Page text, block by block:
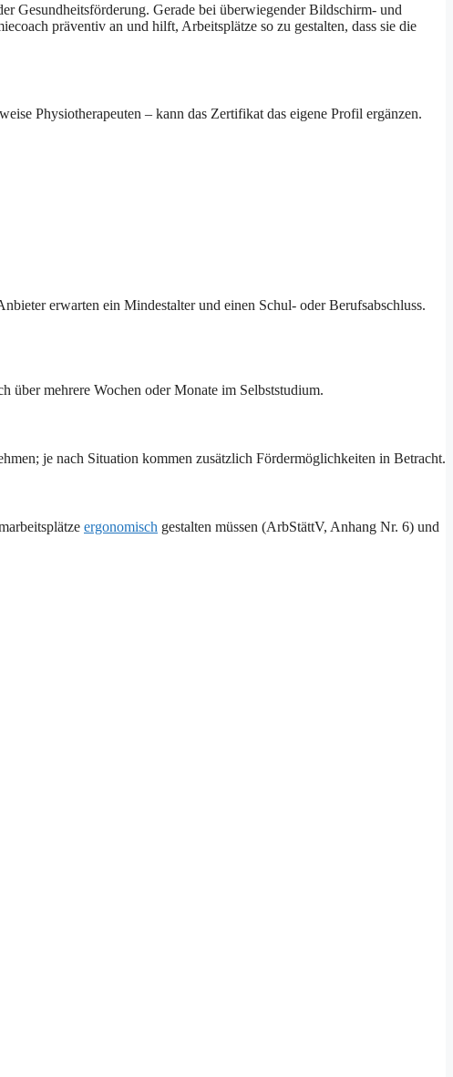
Gesundheitsförderung. Gerade bei überwiegender Bildschirm- und
präventiv an und hilft, Arbeitsplätze so zu gestalten, dass sie die
Physiotherapeuten – kann das Zertifikat das eigene Profil ergänzen.
erwarten ein Mindestalter und einen Schul- oder Berufsabschluss.
über mehrere Wochen oder Monate im Selbststudium.
je nach Situation kommen zusätzlich Fördermöglichkeiten in Betracht.
ergonomisch gestalten müssen (ArbStättV, Anhang Nr. 6) und